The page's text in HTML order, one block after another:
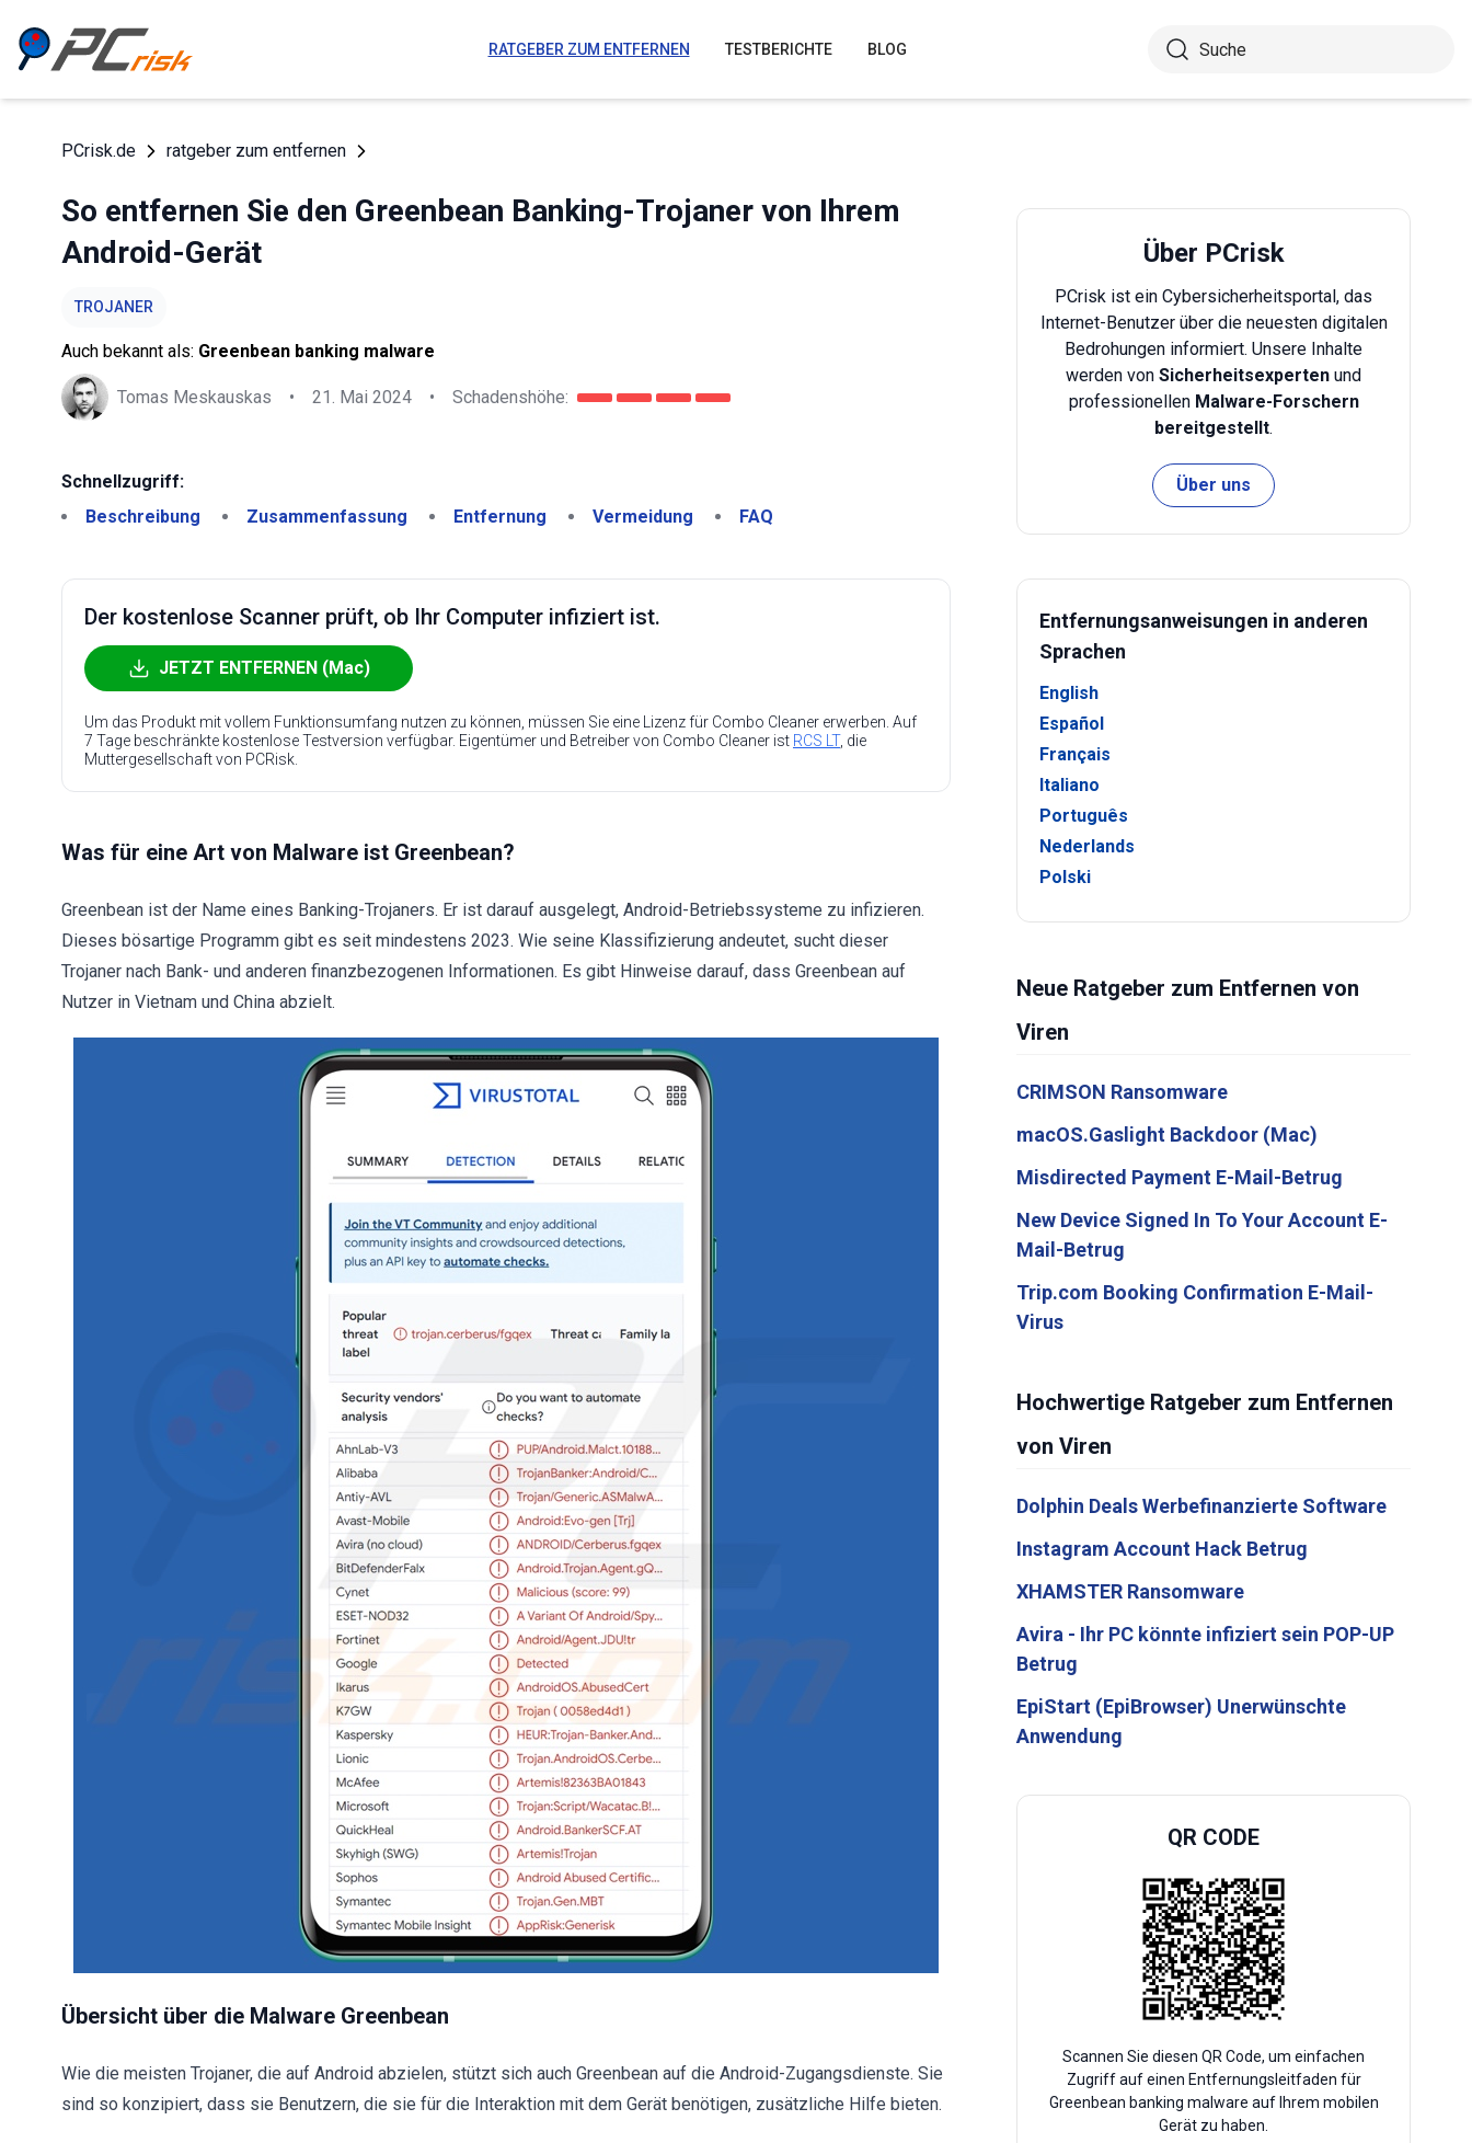
RATGEBER ZUM ENTFERNEN TESTBERICHTE BLOG
PCrisk.de ratgeber zum entfernen
So entfernen Sie den Greenbean Banking-Trojaner von Ihrem
Android-Gerät
TROJANER
Auch bekannt als: Greenbean banking malware
Tomas Meskauskas • 21. Mai 2024 • Schadenshöhe:
Schnellzugriff:
Beschreibung
Zusammenfassung Entfernung Vermeidung FAQ
Der kostenlose Scanner prüft, ob Ihr Computer infiziert ist.
JETZT ENTFERNEN (Mac)
Um das Produkt mit vollem Funktionsumfang nutzen zu können, müssen Sie eine Lizenz für Combo Cleaner erwerben. Auf
7 Tage beschränkte kostenlose Testversion verfügbar. Eigentümer und Betreiber von Combo Cleaner ist RCS LT, die
Muttergesellschaft von PCRisk.
Was für eine Art von Malware ist Greenbean?
Greenbean ist der Name eines Banking-Trojaners. Er ist darauf ausgelegt, Android-Betriebssysteme zu infizieren.
Dieses bösartige Programm gibt es seit mindestens 2023. Wie seine Klassifizierung andeutet, sucht dieser
Trojaner nach Bank- und anderen finanzbezogenen Informationen. Es gibt Hinweise darauf, dass Greenbean auf
Nutzer in Vietnam und China abzielt.
Übersicht über die Malware Greenbean
Wie die meisten Trojaner, die auf Android abzielen, stützt sich auch Greenbean auf die Android-Zugangsdienste. Sie
sind so konzipiert, dass sie Benutzern, die sie für die Interaktion mit dem Gerät benötigen, zusätzliche Hilfe bieten.
Über PCrisk
PCrisk ist ein Cybersicherheitsportal, das
Internet-Benutzer über die neuesten digitalen
Bedrohungen informiert. Unsere Inhalte
werden von Sicherheitsexperten und
professionellen Malware-Forschern
bereitgestellt.
Über uns
Entfernungsanweisungen in anderen
Sprachen
English
Español
Français
Italiano
Português
Nederlands
Polski
Neue Ratgeber zum Entfernen von
Viren
CRIMSON Ransomware
macOS.Gaslight Backdoor (Mac)
Misdirected Payment E-Mail-Betrug
New Device Signed In To Your Account E-
Mail-Betrug
Trip.com Booking Confirmation E-Mail-
Virus
Hochwertige Ratgeber zum Entfernen
von Viren
Dolphin Deals Werbefinanzierte Software
Instagram Account Hack Betrug
XHAMSTER Ransomware
Avira - Ihr PC könnte infiziert sein POP-UP
Betrug
EpiStart (EpiBrowser) Unerwünschte
Anwendung
QR CODE
Scannen Sie diesen QR Code, um einfachen
Zugriff auf einen Entfernungsleitfaden für
Greenbean banking malware auf Ihrem mobilen
Gerät zu haben.